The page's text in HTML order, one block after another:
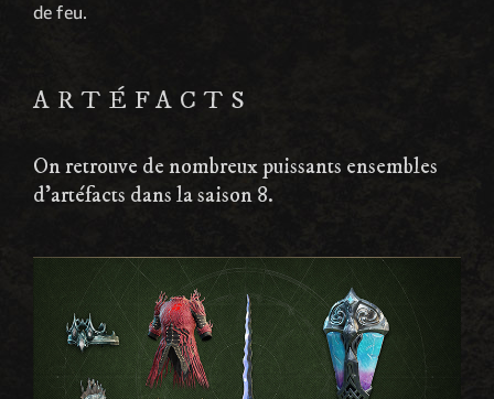
de feu.
ARTÉFACTS
On retrouve de nombreux puissants ensembles
d'artéfacts dans la saison 8.